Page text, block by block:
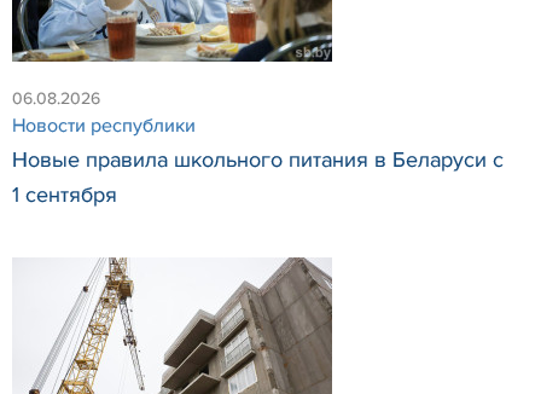
06.08.2026
Новости республики
Новые правила школьного питания в Беларуси с
1 сентября